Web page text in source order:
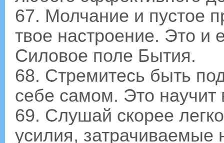
67. Молчание и пустое
твое настроение. Это и
Силовое поле Бытия.
68. Стремитесь быть
себе самом. Это научит
69. Слушай скорее
усилия, затрачиваемые